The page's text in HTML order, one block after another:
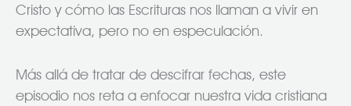
Cristo y cómo las Escrituras nos llaman a vivir en
expectativa, pero no en especulación.
Más allá de tratar de descifrar fechas, este
episodio nos reta a enfocar nuestra vida cristiana